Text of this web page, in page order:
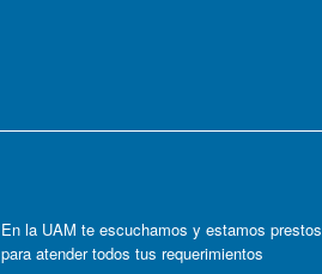
En la UAM te escuchamos y estamos prestos
para atender todos tus requerimientos